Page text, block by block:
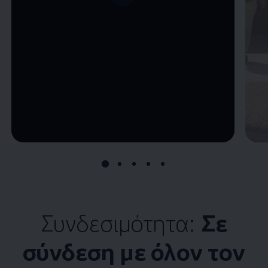
Remaining time, --:--
Συνδεσιμότητα: Σε
σύνδεση με όλον τον